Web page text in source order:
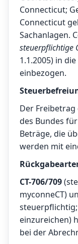
Connecticut;
Connecticut
Sachanlagen.
steuerpflichtige
1.1.2005) in
einbezogen.
Der
des Bundes für
Beträge, die
werden mit
CT-706/709
myconneCT)
einzureichen)
bei der